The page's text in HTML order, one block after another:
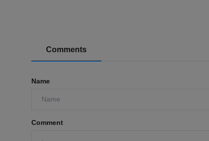
Comments
Name
Comment